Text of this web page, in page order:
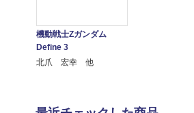
機動戦士Zガンダム
Define 3
北爪 宏幸 他